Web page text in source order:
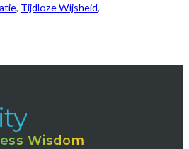
, Tijdloze Wijsheid,
Wisdom